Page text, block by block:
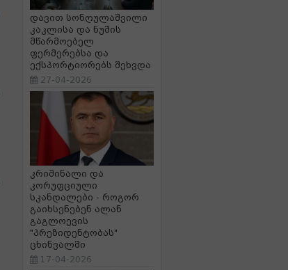
დავით სონღულაშვილი
კაკლისა და ნუშის
მწარმოებელ
ფერმერებსა და
ექსპორტიორებს შეხვდა
27-04-2026
კრიმინალი და
კორუფციული
სკანდალები - როგორ
გაიხსენებენ ალან
გაგლოევის
"პრეზიდენტობას"
ცხინვალში
17-04-2026